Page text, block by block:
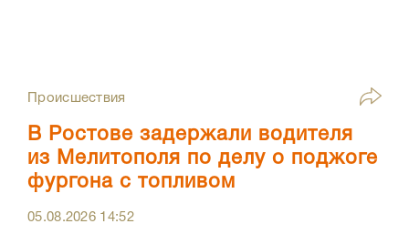
Происшествия
В Ростове задержали водителя
из Мелитополя по делу о поджоге
фургона с топливом
05.08.2026 14:52